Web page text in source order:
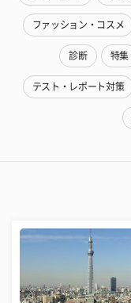
ファッション・コスメ
診断 特集
テスト・レポート対策